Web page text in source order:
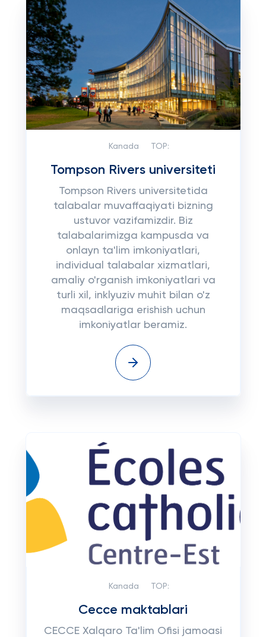
Kanada TOP:
Tompson Rivers universiteti
Tompson Rivers universitetida
talabalar muvaffaqiyati bizning
ustuvor vazifamizdir. Biz
talabalarimizga kampusda va
onlayn ta'lim imkoniyatlari,
individual talabalar xizmatlari,
amaliy o'rganish imkoniyatlari va
turli xil, inklyuziv muhit bilan o'z
maqsadlariga erishish uchun
imkoniyatlar beramiz.
Kanada TOP:
Cecce maktablari
CECCE Xalqaro Ta'lim Ofisi jamoasi